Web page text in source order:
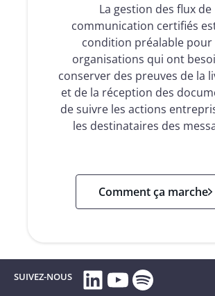
La gestion des flux de
communication certifiés
condition préalable pour
organisations qui ont
conserver des preuves de la
et de la réception des
de suivre les actions
les destinataires des
Comment ça marche
SUIVEZ-NOUS LinkedIn
YouTube
Spotify